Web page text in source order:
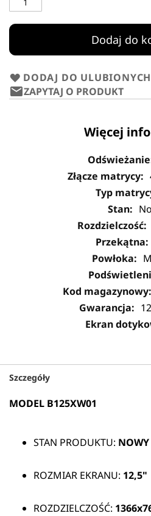
Dodaj do
DODAJ DO ULUBIONYCH
ZAPYTAJ O PRODUKT
Więcej
Szczegóły
MODEL B125XW01
STAN PRODUKTU: NOWY
ROZMIAR EKRANU: 12,5"
ROZDZIELCZOŚĆ: